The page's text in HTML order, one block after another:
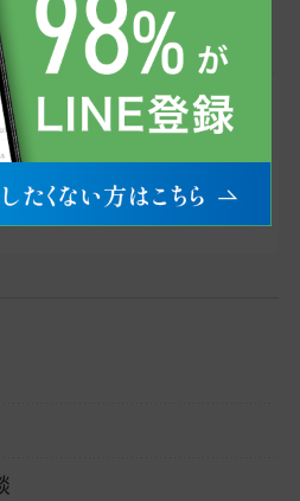
が直接お答えします！
周南徳山｜美容外科｜常勤医師】
年度4月入職医師募集｜山口・周南